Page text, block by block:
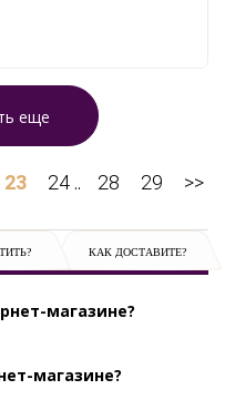
еще
23 24 .. 28 29 >>
КАК ДОСТАВИТЕ?
магазине?
магазине?